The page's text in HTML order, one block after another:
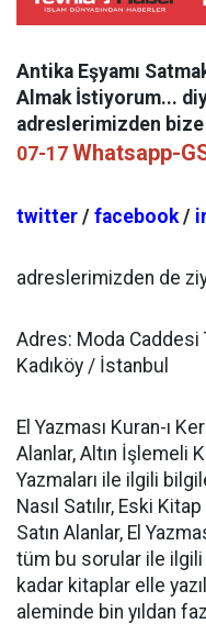
Antika Eşyamı
Almak İstiyorum...
adreslerimizden
07-17 Whatsapp-
twitter / facebook /
adreslerimizden de
Adres: Moda Caddesi
Kadıköy / İstanbul
El Yazması Kuran-ı
Alanlar, Altın İşlemeli
Yazmaları ile ilgili
Nasıl Satılır, Eski
Satın Alanlar, El
tüm bu sorular ile ilgili
kadar kitaplar elle
aleminde bin yıldan